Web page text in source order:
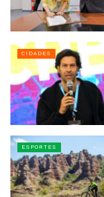
CIDADES
ESPORTES